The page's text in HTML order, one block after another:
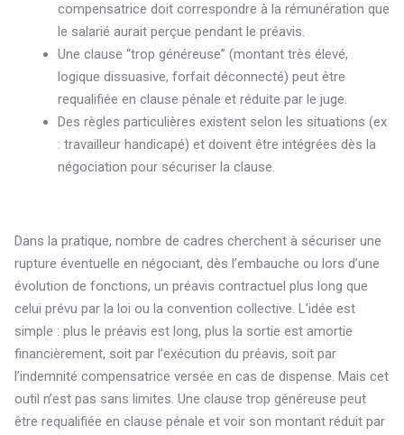
compensatrice doit correspondre à la rémunération que
le salarié aurait perçue pendant le préavis.
Une clause “trop généreuse” (montant très élevé,
logique dissuasive, forfait déconnecté) peut être
requalifiée en clause pénale et réduite par le juge.
Des règles particulières existent selon les situations (ex
: travailleur handicapé) et doivent être intégrées dès la
négociation pour sécuriser la clause.
Dans la pratique, nombre de cadres cherchent à sécuriser une
rupture éventuelle en négociant, dès l’embauche ou lors d’une
évolution de fonctions, un préavis contractuel plus long que
celui prévu par la loi ou la convention collective. L’idée est
simple : plus le préavis est long, plus la sortie est amortie
financièrement, soit par l’exécution du préavis, soit par
l’indemnité compensatrice versée en cas de dispense. Mais cet
outil n’est pas sans limites. Une clause trop généreuse peut
être requalifiée en clause pénale et voir son montant réduit par